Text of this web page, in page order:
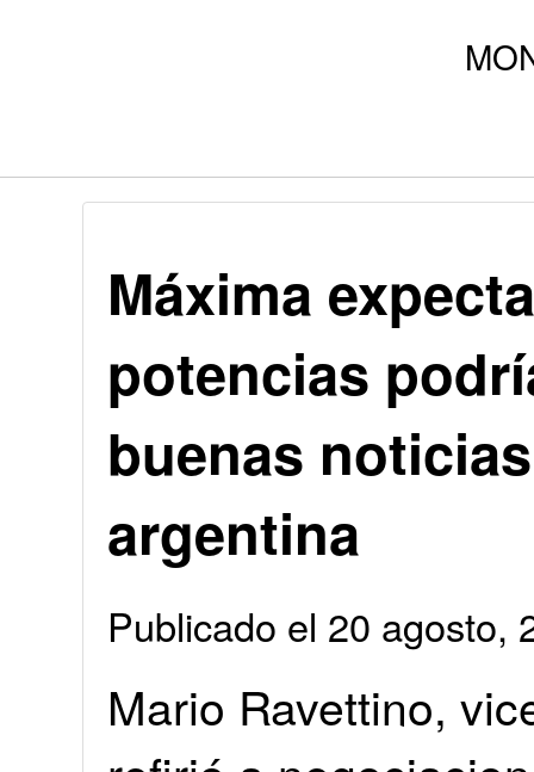
Máxima
potencias
buenas
argentina
Publicado el 20 agosto,
Mario Ravettino,